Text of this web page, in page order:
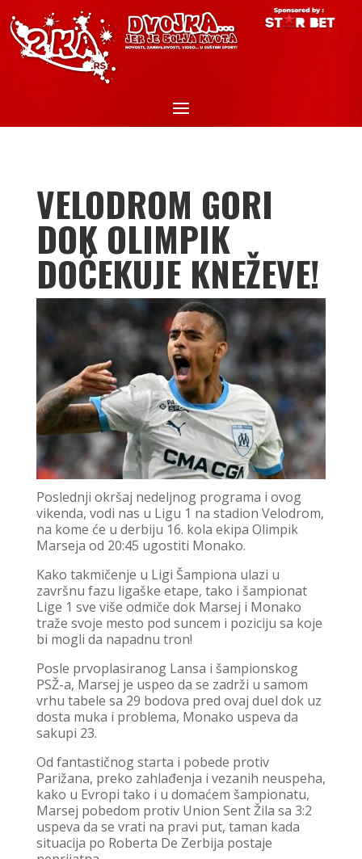
VELODROM GORI
DOK OLIMPIK
DOČEKUJE KNEŽEVE!
Poslednji okršaj nedeljnog programa i ovog
vikenda, vodi nas u Ligu 1 na stadion Velodrom,
na kome će u derbiju 16. kola ekipa Olimpik
Marseja od 20:45 ugostiti Monako.
Kako takmičenje u Ligi Šampiona ulazi u
završnu fazu ligaške etape, tako i šampionat
Lige 1 sve više odmiče dok Marsej i Monako
traže svoje mesto pod suncem i poziciju sa koje
bi mogli da napadnu tron!
Posle prvoplasiranog Lansa i šampionskog
PSŽ-a, Marsej je uspeo da se zadrži u samom
vrhu tabele sa 29 bodova pred ovaj duel dok uz
dosta muka i problema, Monako uspeva da
sakupi 23.
Od fantastičnog starta i pobede protiv
Parižana, preko zahlađenja i vezanih neuspeha,
kako u Evropi tako i u domaćem šampionatu,
Marsej pobedom protiv Union Sent Žila sa 3:2
uspeva da se vrati na pravi put, taman kada
situacija po Roberta De Zerbija postaje